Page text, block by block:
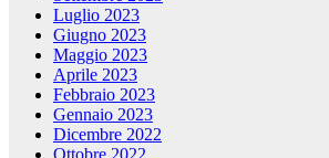
Luglio 2023
Giugno 2023
Maggio 2023
Aprile 2023
Febbraio 2023
Gennaio 2023
Dicembre 2022
Ottobre 2022